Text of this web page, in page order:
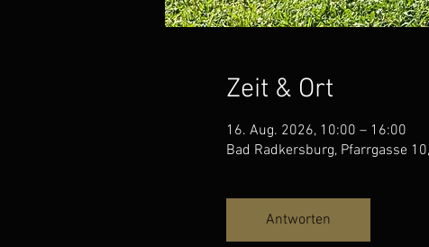
Zeit & Ort
16. Aug. 2026, 10:00 – 16:00
Bad Radkersburg, Pfarrgasse
Antworten